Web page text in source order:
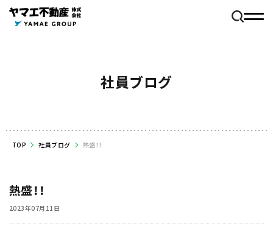
社員ブログ
TOP 社員ブログ 熱盛！！
熱盛！！
2023年07月11日